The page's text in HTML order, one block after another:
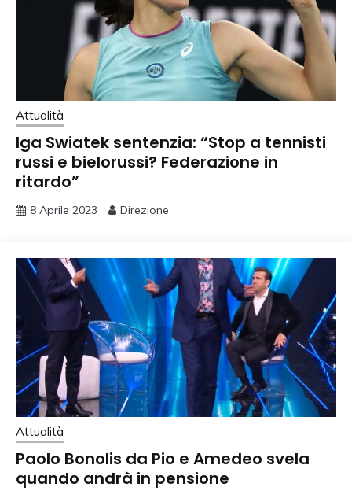
Attualità
Iga Swiatek sentenzia: “Stop a tennisti
russi e bielorussi? Federazione in
ritardo”
8 Aprile 2023 Direzione
Attualità
Paolo Bonolis da Pio e Amedeo svela
quando andrà in pensione